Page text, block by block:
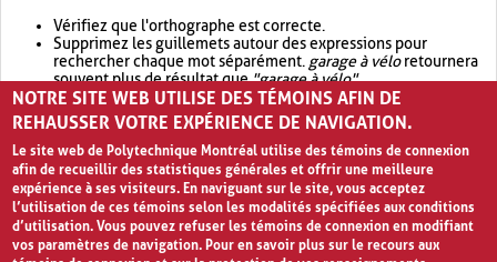
Vérifiez que l'orthographe est correcte.
Supprimez les guillemets autour des expressions pour
rechercher chaque mot séparément. garage à véloretournera
souvent plus de résultat que"garage à vélo".
Envisagez d'élargir votre recherche avec OR.garage OR vélo
retournera souvent plus de résultat quegarage à vélo
NOTRE SITE WEB UTILISE DES TÉMOINS AFIN DE
REHAUSSER VOTRE EXPÉRIENCE DE NAVIGATION.
Le site web de Polytechnique Montréal utilise des témoins de connexion
afin de recueillir des statistiques générales et offrir une meilleure
expérience à ses visiteurs. En naviguant sur le site, vous acceptez
l’utilisation de ces témoins selon les modalités spécifiées aux conditions
d’utilisation. Vous pouvez refuser les témoins de connexion en modifiant
vos paramètres de navigation. Pour en savoir plus sur le recours aux